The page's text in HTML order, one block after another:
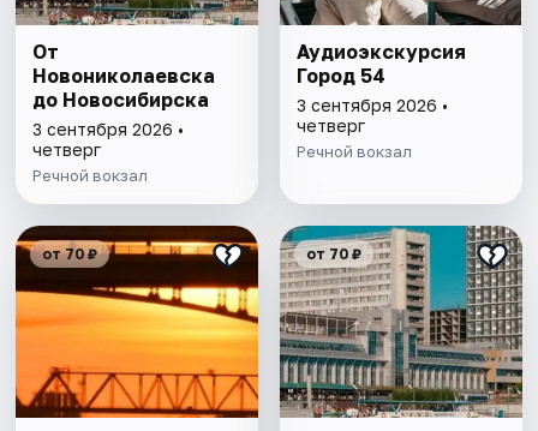
От
Новониколаевска
до Новосибирска
3 сентября 2026 •
четверг
Речной вокзал
Аудиоэкскурсия
Город 54
3 сентября 2026 •
четверг
Речной вокзал
от 70 ₽ от 70 ₽